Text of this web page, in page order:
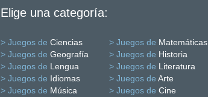
Elige una categoría:
> Juegos de Ciencias > Juegos de Matemáticas
> Juegos de Geografía > Juegos de Historia
> Juegos de Lengua > Juegos de Literatura
> Juegos de Idiomas > Juegos de Arte
> Juegos de Música > Juegos de Cine